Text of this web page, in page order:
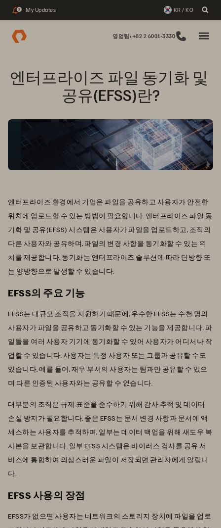
2 My Updates KR / KO
영업팀: +82 2 6001-3330
엔터프라이즈 파일 동기화 및
공유(EFSS)란?
엔터프라이즈 환경에서 기업은 파일을 공유하고 사용자가 안전한
위치에 업로드할 수 있는 방법이 필요합니다. 엔터프라이즈 파일 동
기화 및 공유(EFSS) 시스템은 사용자가 파일을 업로드하고, 조직의
다른 사용자와 공유하며, 파일의 변경 사항을 동기화할 수 있는 위
치를 제공합니다. 동기화는 엔터프라이즈 솔루션에 따라 단방향 또
는 양방향으로 발생할 수 있습니다.
EFSS의 주요 기능
EFSS는 대규모 조직을 지원하기 때문에, 우수한 EFSS는 수천 명의
사용자가 파일을 공유하고 동기화할 수 있는 기능을 제공합니다. 파
일들을 여러 사용자 기기에 동기화할 수 있어 사용자가 어디서나 작
업할 수 있습니다. 사용자는 특정 사용자 또는 그룹과 공유할 수도
있습니다. 예를 들어, 재무 부서의 사용자는 팀과만 공유할 수 있으
며 다른 인증된 사용자와는 공유할 수 없습니다.
대부분의 조직은 규제 표준을 준수하기 위해 감사 추적 및 데이터
손실 방지가 필요합니다. 좋은 EFSS는 문서 변경 사항과 문서에 액
세스하는 사용자를 추적하며, 일부는 데이터 백업을 위해 섀도우 복
사본을 보관합니다. 일부 EFSS 시스템은 바이러스 검사를 공유 서
비스에 통합하여 의심스러운 파일이 저장되면 관리자에게 알립니
다.
EFSS 사용의 장점
EFSS가 없으면 사용자는 네트워크의 스토리지 장치에 파일을 업로